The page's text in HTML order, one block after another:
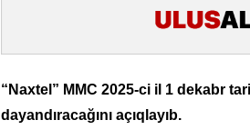
“Naxtel” MMC 2025-ci il 1 dekabr
dayandıracağını açıqlayıb.